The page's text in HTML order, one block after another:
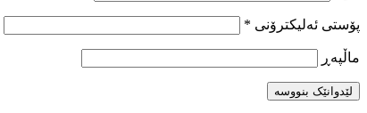
پۆستی ئەلیکترۆنی *
ماڵپه‌ڕ